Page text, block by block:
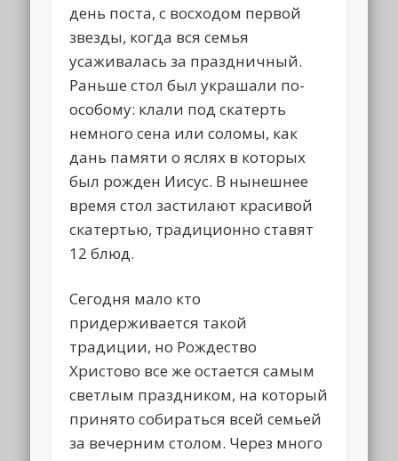
день поста, с восходом первой
звезды, когда вся семья
усаживалась за праздничный.
Раньше стол был украшали по-
особому: клали под скатерть
немного сена или соломы, как
дань памяти о яслях в которых
был рожден Иисус. В нынешнее
время стол застилают красивой
скатертью, традиционно ставят
12 блюд.
Сегодня мало кто
придерживается такой
традиции, но Рождество
Христово все же остается самым
светлым праздником, на который
принято собираться всей семьей
за вечерним столом. Через много